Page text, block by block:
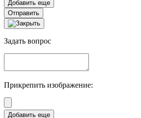
Отправить
Задать вопрос
Прикрепить изображение: